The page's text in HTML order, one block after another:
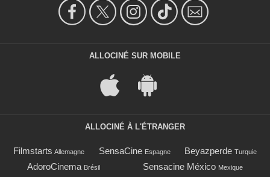
ALLOCINÉ SUR MOBILE
ALLOCINÉ À L'ÉTRANGER
Filmstarts Allemagne SensaCine Espagne Beyazperde Turquie
AdoroCinema Brésil Sensacine México Mexique